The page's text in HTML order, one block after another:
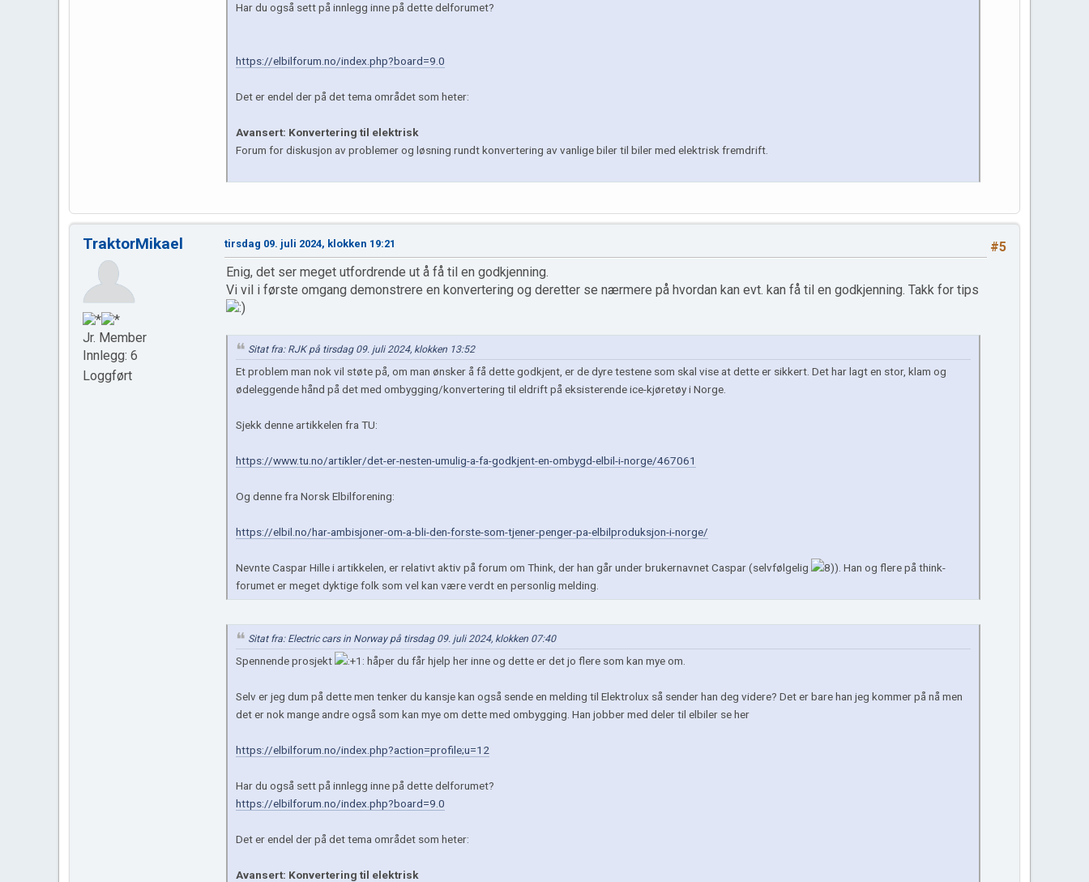
Har du også sett på innlegg inne på dette delforumet?
https://elbilforum.no/index.php?board=9.0
Det er endel der på det tema området som heter:
Avansert: Konvertering til elektrisk
Forum for diskusjon av problemer og løsning rundt konvertering av vanlige biler til biler med elektrisk fremdrift.
TraktorMikael
Jr. Member
Innlegg: 6
Loggført
#5
tirsdag 09. juli 2024, klokken 19:21
Enig, det ser meget utfordrende ut å få til en godkjenning.
Vi vil i første omgang demonstrere en konvertering og deretter se nærmere på hvordan kan evt. kan få til en godkjenning. Takk for tips
Sitat fra: RJK på tirsdag 09. juli 2024, klokken 13:52
Et problem man nok vil støte på, om man ønsker å få dette godkjent, er de dyre testene som skal vise at dette er sikkert. Det har lagt en stor, klam og
ødeleggende hånd på det med ombygging/konvertering til eldrift på eksisterende ice-kjøretøy i Norge.
Sjekk denne artikkelen fra TU:
https://www.tu.no/artikler/det-er-nesten-umulig-a-fa-godkjent-en-ombygd-elbil-i-norge/467061
Og denne fra Norsk Elbilforening:
https://elbil.no/har-ambisjoner-om-a-bli-den-forste-som-tjener-penger-pa-elbilproduksjon-i-norge/
Nevnte Caspar Hille i artikkelen, er relativt aktiv på forum om Think, der han går under brukernavnet Caspar (selvfølgelig
). Han og flere på think-
forumet er meget dyktige folk som vel kan være verdt en personlig melding.
Sitat fra: Electric cars in Norway på tirsdag 09. juli 2024, klokken 07:40
Spennende prosjekt håper du får hjelp her inne og dette er det jo flere som kan mye om.
Selv er jeg dum på dette men tenker du kansje kan også sende en melding til Elektrolux så sender han deg videre? Det er bare han jeg kommer på nå men
det er nok mange andre også som kan mye om dette med ombygging. Han jobber med deler til elbiler se her
https://elbilforum.no/index.php?action=profile;u=12
Har du også sett på innlegg inne på dette delforumet?
https://elbilforum.no/index.php?board=9.0
Det er endel der på det tema området som heter:
Avansert: Konvertering til elektrisk